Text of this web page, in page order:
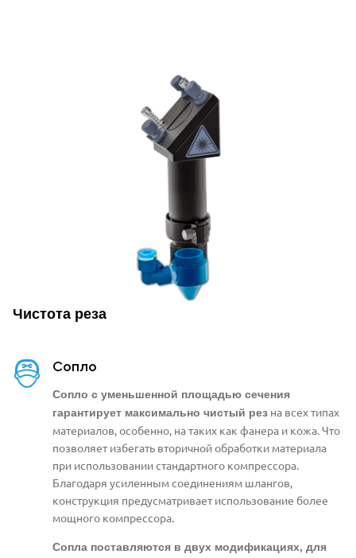
Чистота реза
Сопло
Сопло с уменьшенной площадью сечения
гарантирует максимально чистый рез на всех типах
материалов, особенно, на таких как фанера и кожа. Что
позволяет избегать вторичной обработки материала
при использовании стандартного компрессора.
Благодаря усиленным соединениям шлангов,
конструкция предусматривает использование более
мощного компрессора.
Сопла поставляются в двух модификациях, для